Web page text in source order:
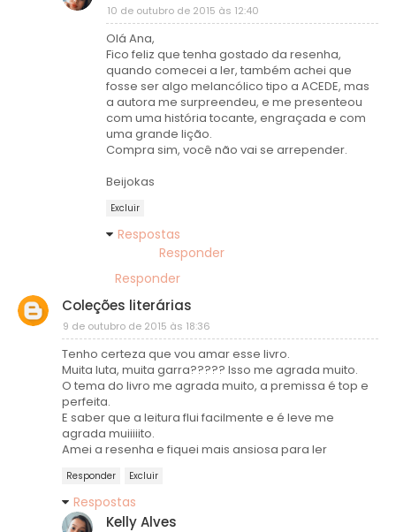
10 de outubro de 2015 às 12:40
Olá Ana,
Fico feliz que tenha gostado da resenha,
quando comecei a ler, também achei que
fosse ser algo melancólico tipo a ACEDE, mas
a autora me surpreendeu, e me presenteou
com uma história tocante, engraçada e com
uma grande lição.
Compra sim, você não vai se arrepender.
Beijokas
Excluir
Respostas
Responder
Responder
Coleções literárias
9 de outubro de 2015 às 18:36
Tenho certeza que vou amar esse livro.
Muita luta, muita garra????? Isso me agrada muito.
O tema do livro me agrada muito, a premissa é top e
perfeita.
E saber que a leitura flui facilmente e é leve me
agrada muiiiiito.
Amei a resenha e fiquei mais ansiosa para ler
Responder Excluir
Respostas
Kelly Alves